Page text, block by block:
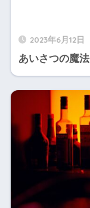
2023年6月12日
あいさつの魔法